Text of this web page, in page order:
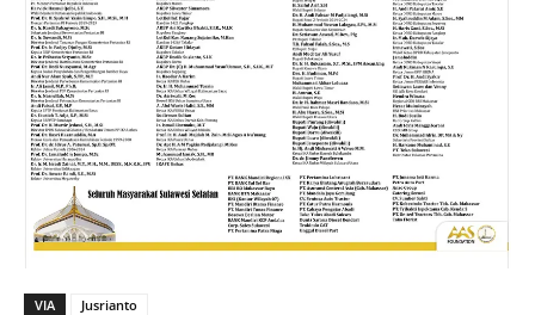
VIA Jusrianto